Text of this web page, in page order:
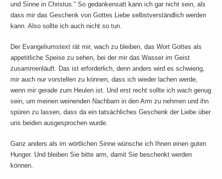
und Sinne in Christus.“ So gedankensatt kann ich gar nicht sein, als
dass mir das Geschenk von Gottes Liebe selbstverständlich werden
kann. Also sollte ich auch nicht so tun.
Der Evangeliumstext rät mir, wach zu bleiben, das Wort Gottes als
appetitliche Speise zu sehen, bei der mir das Wasser im Geist
zusammenläuft. Das ist erforderlich, denn anders wird es schwierig,
mir auch nur vorstellen zu können, dass ich wieder lachen werde,
wenn mir gerade zum Heulen ist. Und erst recht sollte ich wach genug
sein, um meinen weinenden Nachbarn in den Arm zu nehmen und ihn
spüren zu lassen, dass da ein tatsächliches Geschenk der Liebe über
uns beiden ausgesprochen wurde.
Ganz anders als im wörtlichen Sinne wünsche ich Ihnen einen guten
Hunger. Und bleiben Sie bitte arm, damit Sie beschenkt werden
können.